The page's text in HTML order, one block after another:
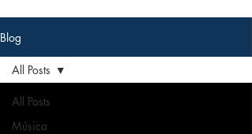
Blog
All Posts
Música
All Posts